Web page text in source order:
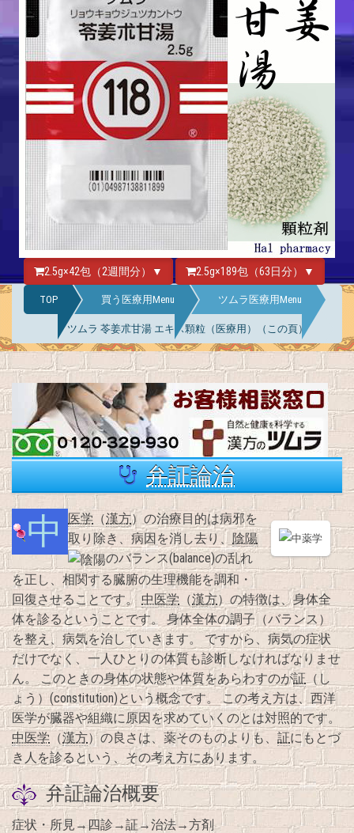
2.5g×42包（2週間分）▼ 2.5g×189包（63日分）▼
TOP 買う医療用Menu ツムラ医療用Menu
ツムラ 苓姜朮甘湯 エキス顆粒（医療用）（この頁）
弁証論治
中医学 （漢方）の治療目的は病邪を
取り除き、病因を消し去り、 陰陽
のバランス(balance)の乱れ
を正し、相関する臓腑の生理機能を調和・
回復させることです。 中医学 （漢方）の特徴は、身体全
体を診るということです。 身体全体の調子（バランス）
を整え、病気を治していきます。 ですから、病気の症状
だけでなく、一人ひとりの体質も診断しなければなりませ
ん。 このときの身体の状態や体質をあらわすのが証 （し
ょう）(constitution)という概念です。 この考え方は、西洋
医学が臓器や組織に原因を求めていくのとは対照的です。
中医学 （漢方）の良さは、薬そのものよりも、 証にもとづ
き人を診るという、その考え方にあります。
弁証論治概要
症状・所見→四診→証→治法→方剤